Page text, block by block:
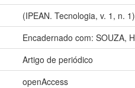
(IPEAN. Tecnologia, v. 1, n.
Encadernado com: SOUZA,
Artigo de periódico
openAccess